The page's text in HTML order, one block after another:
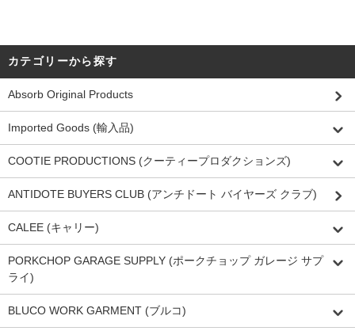
カテゴリーから探す
Absorb Original Products
Imported Goods (輸入品)
COOTIE PRODUCTIONS (クーティープロダクションズ)
ANTIDOTE BUYERS CLUB (アンチドート バイヤーズ クラブ)
CALEE (キャリー)
PORKCHOP GARAGE SUPPLY (ポークチョップ ガレージ サプ
ライ)
BLUCO WORK GARMENT (ブルコ)